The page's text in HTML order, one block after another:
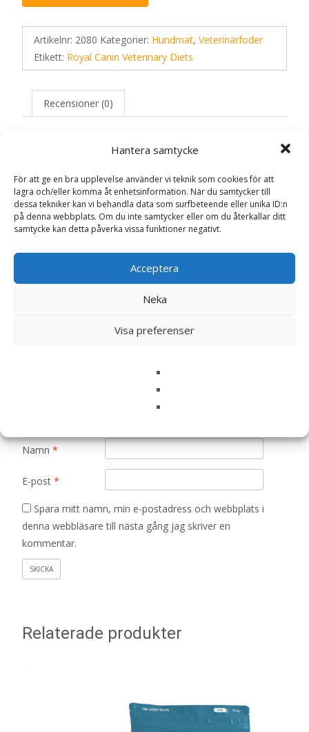
Hantera samtycke
För att ge en bra upplevelse använder vi teknik som cookies för att
lagra och/eller komma åt enhetsinformation. När du samtycker till
dessa tekniker kan vi behandla data som surfbeteende eller unika ID:n
på denna webbplats. Om du inte samtycker eller om du återkallar ditt
samtycke kan detta påverka vissa funktioner negativt.
Acceptera
Neka
Visa preferenser
Artikelnr: 2080 Kategorier: Hundmat, Veterinärfoder
Etikett: Royal Canin Veterinary Diets
Recensioner (0)
Recensioner
Det finns inga recensioner än.
Bli först med att recensera ”Veterinary
Royal Canin Veterinary Diets”
Namn *
E-post *
Spara mitt namn, min e-postadress och webbplats i
denna webbläsare till nästa gång jag skriver en
kommentar.
Relaterade produkter